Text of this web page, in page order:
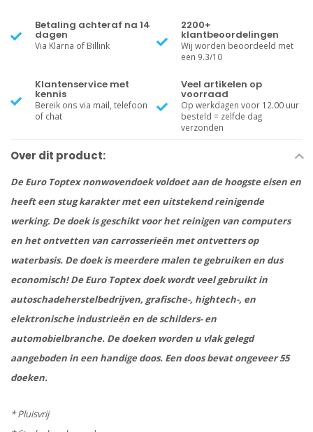
Betaling achteraf na 14
dagen
Via Klarna of Billink
2200+
klantbeoordelingen
Wij worden beoordeeld met
een 9.3/10
Klantenservice met
kennis
Bereik ons via mail, telefoon
of chat
Veel artikelen op
voorraad
Op werkdagen voor 12.00 uur
besteld = zelfde dag
verzonden
Over dit product:
De Euro Toptex nonwovendoek voldoet aan de hoogste eisen en
heeft een stug karakter met een uitstekend reinigende
werking. De doek is geschikt voor het reinigen van computers
en het ontvetten van carrosserieën met ontvetters op
waterbasis. De doek is meerdere malen te gebruiken en dus
economisch! De Euro Toptex doek wordt veel gebruikt in
autoschadeherstelbedrijven, grafische-, hightech-, en
elektronische industrieën en de schilders- en
automobielbranche. De doeken worden u vlak gelegd
aangeboden in een handige doos. Een doos bevat ongeveer 55
doeken.
* Pluisvrij